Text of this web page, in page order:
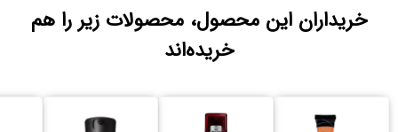
خریداران این محصول، محصولات زیر را هم
خریده‌اند